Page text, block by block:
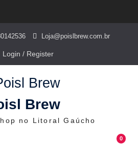
Loja@poislbrew.com.br
Login / Register
Brew
no Litoral Gaúcho
0